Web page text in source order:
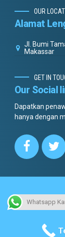
OUR
Alamat
Jl. Bumi
Makassar
GET IN
Our Social
Dapatkan
hanya dengan
Whatsapp